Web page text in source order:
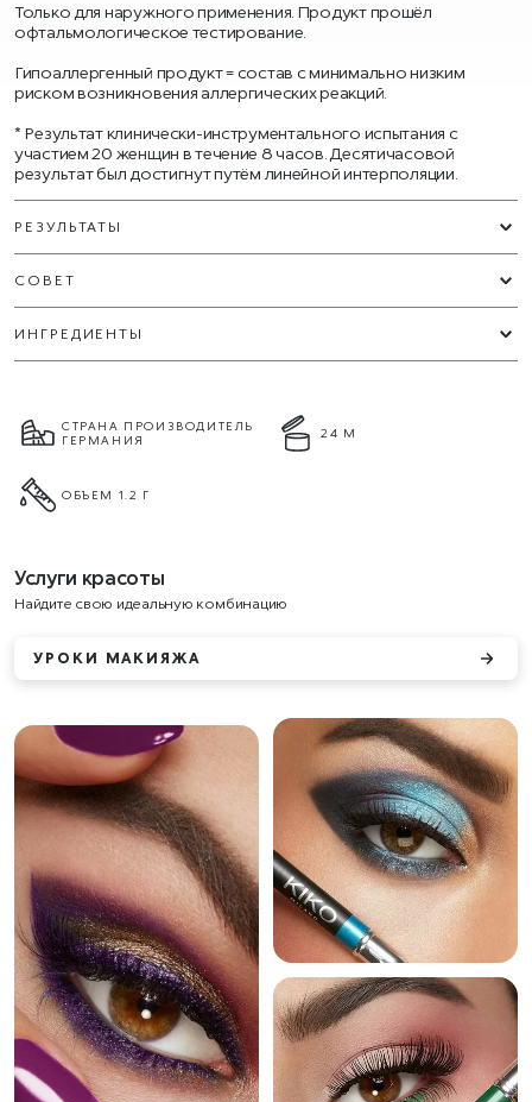
Только для наружного применения. Продукт прошёл
офтальмологическое тестирование.
Гипоаллергенный продукт = состав с минимально низким
риском возникновения аллергических реакций.
* Результат клинически-инструментального испытания с
участием 20 женщин в течение 8 часов. Десятичасовой
результат был достигнут путём линейной интерполяции.
РЕЗУЛЬТАТЫ
СОВЕТ
ИНГРЕДИЕНТЫ
СТРАНА ПРОИЗВОДИТЕЛЬ
ГЕРМАНИЯ
24 М
ОБЪЕМ 1.2 Г
Услуги красоты
Найдите свою идеальную комбинацию
УРОКИ МАКИЯЖА